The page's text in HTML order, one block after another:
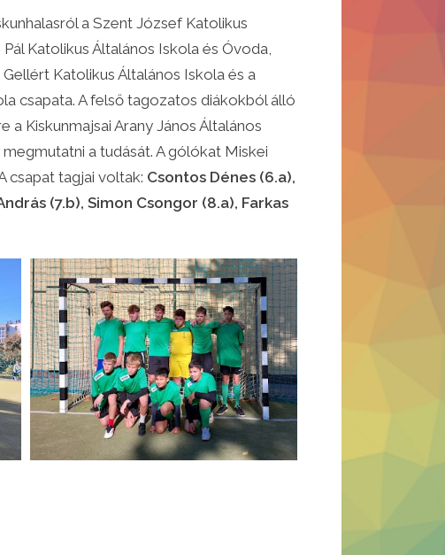
a Szent József Katolikus
Katolikus Általános Iskola és Óvoda,
Katolikus Általános Iskola és a
csapata. A felső tagozatos diákokból álló
Kiskunmajsai Arany János Általános
a tudását. A gólókat Miskei
csapat tagjai voltak: Csontos Dénes (6.a),
(7.b), Simon Csongor (8.a), Farkas